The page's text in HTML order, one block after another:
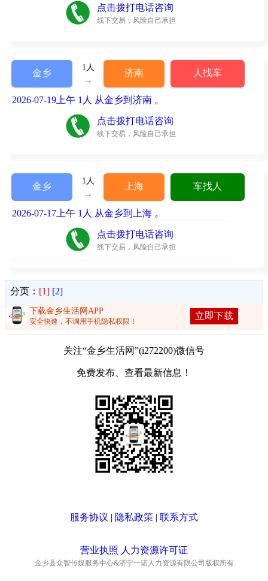
点击拨打电话咨询
线下交易，风险自己承担
金乡
1人
→
济南 人找车
2026-07-19上午 1人 从金乡到济南 。
点击拨打电话咨询
线下交易，风险自己承担
金乡
1人
→
上海 车找人
2026-07-17上午 1人 从金乡到上海 。
点击拨打电话咨询
线下交易，风险自己承担
分页： [1] [2]
下载金乡生活网APP
安全快速，不调用手机隐私权限！
立即下载
关注“金乡生活网”(i272200)微信号
免费发布、查看最新信息！
服务协议 | 隐私政策 | 联系方式
营业执照 人力资源许可证
金乡县众智传媒服务中心&济宁一诺人力资源有限公司版权所有